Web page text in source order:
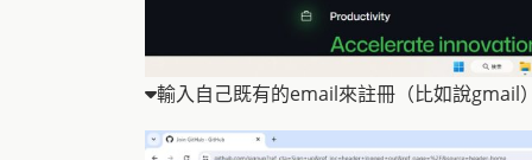
輸入自己既有的email來註冊（比如說gmail